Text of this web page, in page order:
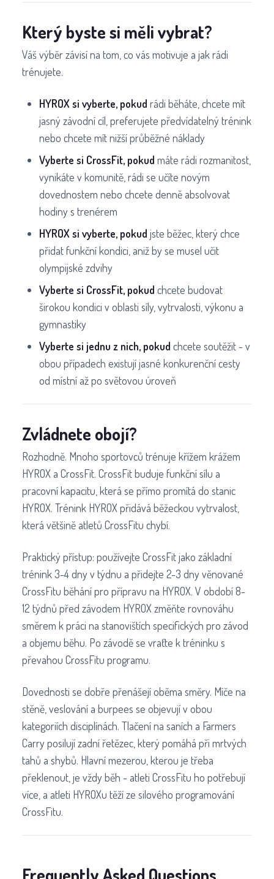
Který byste si měli vybrat?
Váš výběr závisí na tom, co vás motivuje a jak rádi
trénujete.
HYROX si vyberte, pokud rádi běháte, chcete mít
jasný závodní cíl, preferujete předvídatelný trénink
nebo chcete mít nižší průběžné náklady
Vyberte si CrossFit, pokud máte rádi rozmanitost,
vynikáte v komunitě, rádi se učíte novým
dovednostem nebo chcete denně absolvovat
hodiny s trenérem
HYROX si vyberte, pokud jste běžec, který chce
přidat funkční kondici, aniž by se musel učit
olympijské zdvihy
Vyberte si CrossFit, pokud chcete budovat
širokou kondici v oblasti síly, vytrvalosti, výkonu a
gymnastiky
Vyberte si jednu z nich, pokud chcete soutěžit - v
obou případech existují jasné konkurenční cesty
od místní až po světovou úroveň
Zvládnete obojí?
Rozhodně. Mnoho sportovců trénuje křížem krážem
HYROX a CrossFit. CrossFit buduje funkční sílu a
pracovní kapacitu, která se přímo promítá do stanic
HYROX. Trénink HYROX přidává běžeckou vytrvalost,
která většině atletů CrossFitu chybí.
Praktický přístup: používejte CrossFit jako základní
trénink 3-4 dny v týdnu a přidejte 2-3 dny věnované
CrossFitu běhání pro přípravu na HYROX. V období 8-
12 týdnů před závodem HYROX změňte rovnováhu
směrem k práci na stanovištích specifických pro závod
a objemu běhu. Po závodě se vraťte k tréninku s
převahou CrossFitu programu.
Dovednosti se dobře přenášejí oběma směry. Míče na
stěně, veslování a burpees se objevují v obou
kategoriích disciplínách. Tlačení na saních a Farmers
Carry posilují zadní řetězec, který pomáhá při mrtvých
tahů a shybů. Hlavní mezerou, kterou je třeba
překlenout, je vždy běh - atleti CrossFitu ho potřebují
více, a atleti HYROXu těží ze silového programování
CrossFitu.
Frequently Asked Questions